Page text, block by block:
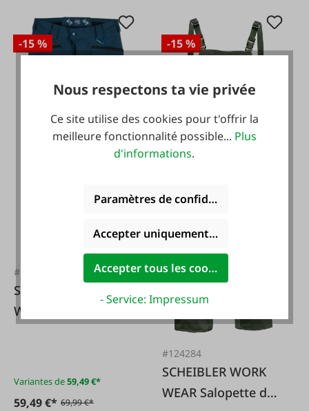
-15 %
#132595
SCHEIBLER WORK
WEAR Pantalon
Variantes de59,49 €*
59,49 €* 69,99 €*
-15 %
#124284
SCHEIBLER WORK
WEAR Salopette de
Nous respectons ta vie privée
Ce site utilise des cookies pour t'offrir la
meilleure fonctionnalité possible... Plus
d'informations.
Paramètres de confidentialité
Accepter uniquement les cookies
Accepter tous les cookies
- Service: Impressum